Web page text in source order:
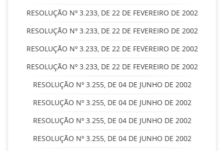
RESOLUÇÃO Nº 3.233, DE 22 DE FEVEREIRO DE 2002
RESOLUÇÃO Nº 3.233, DE 22 DE FEVEREIRO DE 2002
RESOLUÇÃO Nº 3.233, DE 22 DE FEVEREIRO DE 2002
RESOLUÇÃO Nº 3.233, DE 22 DE FEVEREIRO DE 2002
RESOLUÇÃO Nº 3.255, DE 04 DE JUNHO DE 2002
RESOLUÇÃO Nº 3.255, DE 04 DE JUNHO DE 2002
RESOLUÇÃO Nº 3.255, DE 04 DE JUNHO DE 2002
RESOLUÇÃO Nº 3.255, DE 04 DE JUNHO DE 2002